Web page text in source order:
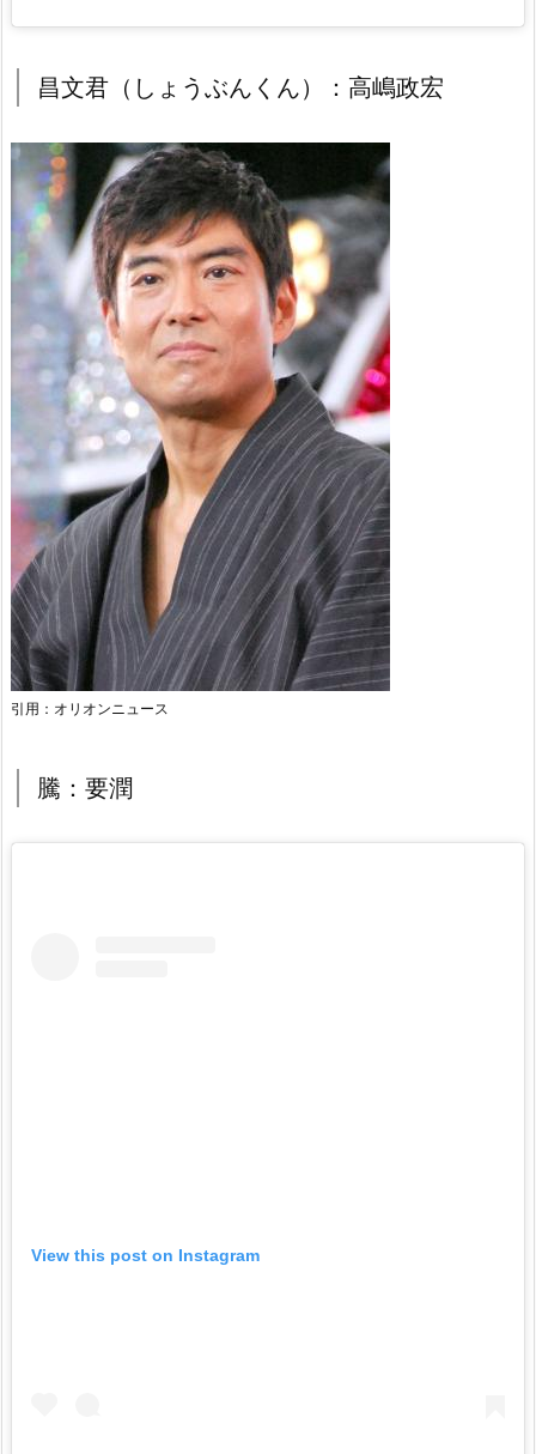
昌文君（しょうぶんくん）：高嶋政宏
引用：オリオンニュース
騰：要潤
View this post on Instagram